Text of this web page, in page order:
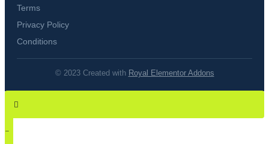
Terms
Privacy Policy
Conditions
© 2023 Created with Royal Elementor Addons